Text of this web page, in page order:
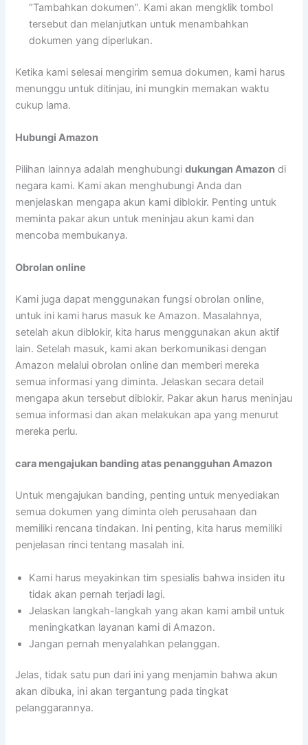
“Tambahkan dokumen”. Kami akan mengklik tombol
tersebut dan melanjutkan untuk menambahkan
dokumen yang diperlukan.
Ketika kami selesai mengirim semua dokumen, kami harus
menunggu untuk ditinjau, ini mungkin memakan waktu
cukup lama.
Hubungi Amazon
Pilihan lainnya adalah menghubungidukungan Amazon di
negara kami. Kami akan menghubungi Anda dan
menjelaskan mengapa akun kami diblokir. Penting untuk
meminta pakar akun untuk meninjau akun kami dan
mencoba membukanya.
Obrolan online
Kami juga dapat menggunakan fungsi obrolan online,
untuk ini kami harus masuk ke Amazon. Masalahnya,
setelah akun diblokir, kita harus menggunakan akun aktif
lain. Setelah masuk, kami akan berkomunikasi dengan
Amazon melalui obrolan online dan memberi mereka
semua informasi yang diminta. Jelaskan secara detail
mengapa akun tersebut diblokir. Pakar akun harus meninjau
semua informasi dan akan melakukan apa yang menurut
mereka perlu.
cara mengajukan banding atas penangguhan Amazon
Untuk mengajukan banding, penting untuk menyediakan
semua dokumen yang diminta oleh perusahaan dan
memiliki rencana tindakan. Ini penting, kita harus memiliki
penjelasan rinci tentang masalah ini.
Kami harus meyakinkan tim spesialis bahwa insiden itu
tidak akan pernah terjadi lagi.
Jelaskan langkah-langkah yang akan kami ambil untuk
meningkatkan layanan kami di Amazon.
Jangan pernah menyalahkan pelanggan.
Jelas, tidak satu pun dari ini yang menjamin bahwa akun
akan dibuka, ini akan tergantung pada tingkat
pelanggarannya.